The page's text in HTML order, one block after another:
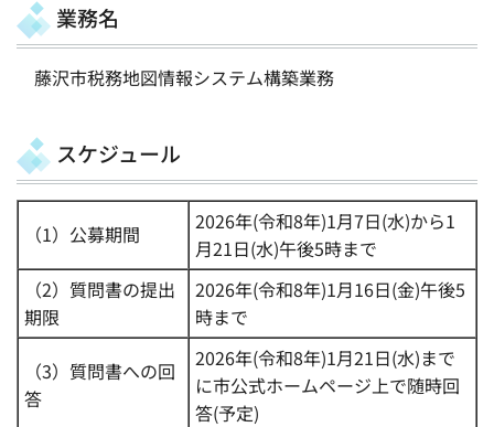
業務名
藤沢市税務地図情報システム構築業務
スケジュール
（1）公募期間
2026年(令和8年)1月7日(水)から1
月21日(水)午後5時まで
（2）質問書の提出
期限
2026年(令和8年)1月16日(金)午後5
時まで
（3）質問書への回
答
2026年(令和8年)1月21日(水)まで
に市公式ホームページ上で随時回
答(予定)